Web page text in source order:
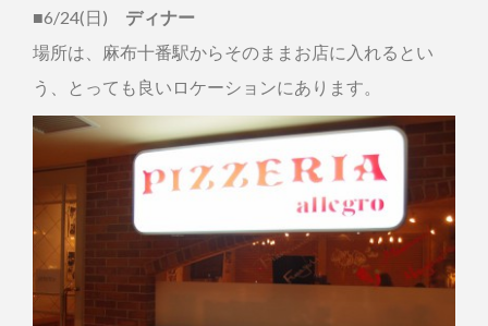
■6/24(日) ディナー
場所は、麻布十番駅からそのままお店に入れるとい
う、とっても良いロケーションにあります。